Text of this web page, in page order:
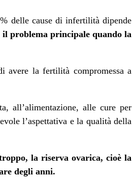
delle cause di infertilità dipende
problema principale quando la
avere la fertilità compromessa a
all’alimentazione, alle cure per
l’aspettativa e la qualità della
la riserva ovarica, cioè la
degli anni.